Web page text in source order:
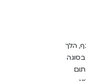
הלך
בסוגה